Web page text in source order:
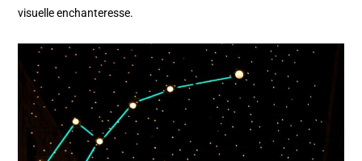
visuelle enchanteresse.